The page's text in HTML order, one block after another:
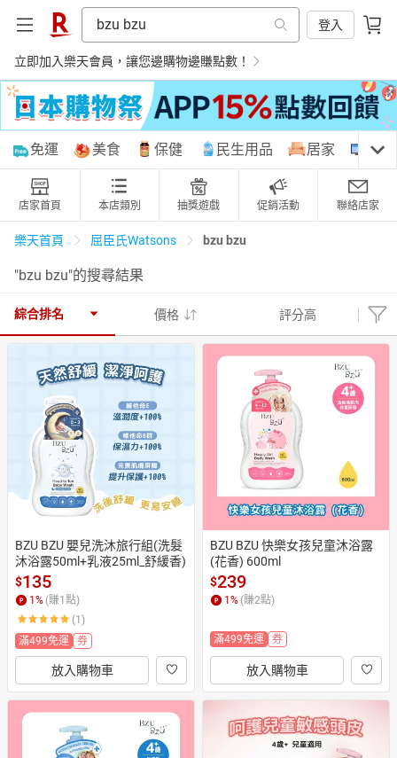
登入
立即加入樂天會員，讓您邊購物邊賺點數！
購物網分類
天天免運 美食蛋糕 養生保健
居家生活 3C家電 親子玩具
女裝 男裝 化妝保養 情趣用品
日本購物 電子/紙本書
HOT
免運 美食 保健 民生用品 居家 3C
店家首頁 本店類別 抽獎遊戲 促銷活動 聯絡店家
樂天首頁 屈臣氏Watsons bzu bzu
"bzu bzu"的搜尋結果
綜合排名 價格 評分高
BZU BZU 嬰兒洗沐旅行組(洗髮
沐浴露50ml+乳液25ml_舒緩香)
$135
1 % (賺1 點)
(1)
滿499免運
券
放入購物車
BZU BZU 快樂女孩兒童沐浴露
(花香) 600ml
$239
1 % (賺2點)
滿499免運 券
放入購物車